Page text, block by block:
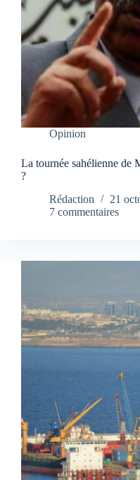
Opinion
La tournée sahélienne de
?
Rédaction
21
7 commentaires